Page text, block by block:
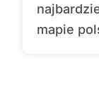
mapie